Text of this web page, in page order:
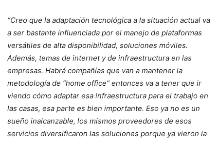
“Creo que la adaptación tecnológica a la situación actual va
a ser bastante influenciada por el manejo de plataformas
versátiles de alta disponibilidad, soluciones móviles.
Además, temas de internet y de infraestructura en las
empresas. Habrá compañías que van a mantener la
metodología de “home office” entonces va a tener que ir
viendo cómo adaptar esa infraestructura para el trabajo en
las casas, esa parte es bien importante. Eso ya no es un
sueño inalcanzable, los mismos proveedores de esos
servicios diversificaron las soluciones porque ya vieron la